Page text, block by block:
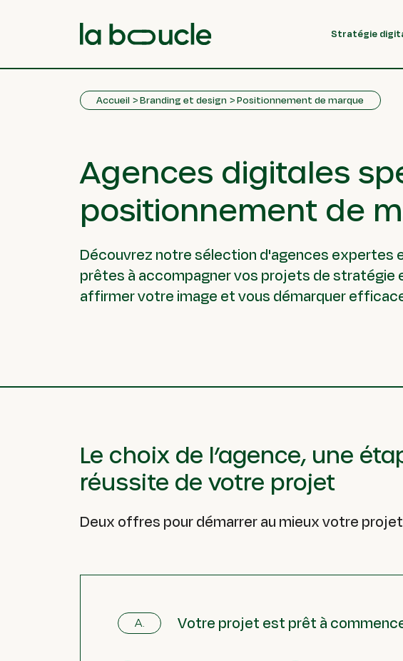
Stratégie
Accueil Branding et design Positionnement de marque
Agences digitales
positionnement de
Découvrez notre sélection d'agences expertes
prêtes à accompagner vos projets de stratégie
affirmer votre image et vous démarquer
Le choix de l’agence, une
réussite de votre projet
Deux offres pour démarrer au mieux votre projet
A. Votre projet est prêt à